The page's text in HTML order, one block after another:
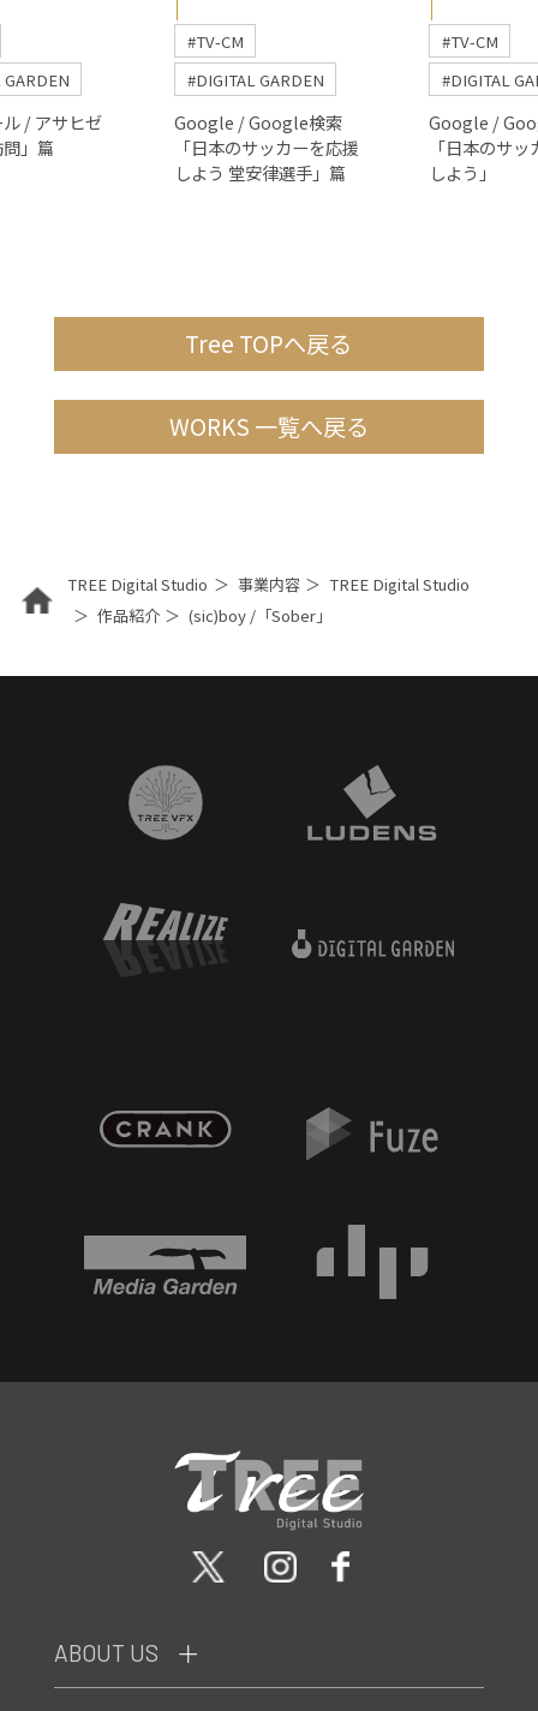
/ アサヒゼ
」篇
#TV-CM
#DIGITAL GARDEN
Google / Google検索
「日本のサッカーを応援
しよう 堂安律選手」篇
#TV-CM
#DIGITAL
Google /
「日本のサ
しよう」
Tree TOPへ戻る
WORKS 一覧へ戻る
TREE Digital Studio 事業内容
TREE Digital Studio
作品紹介
(sic)boy /「Sober」
ABOUT US